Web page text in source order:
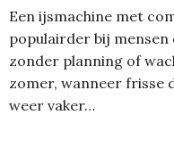
Een ijsmachine met
populairder bij mensen
zonder planning of
zomer, wanneer frisse
weer vaker…